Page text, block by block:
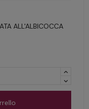
ALL'ALBICOCCA